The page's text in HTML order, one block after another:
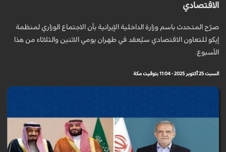
الاقتصادي
صرّح المتحدث باسم وزارة الداخلية الإيرانية بأن الاجتماع الوزاري لمنظمة
إيكو للتعاون الاقتصادي سيُعقد في طهران يومي الاثنين والثلاثاء من هذا
الأسبوع.
السبت 25 أكتوبر 2025 - 11:04 بتوقيت مكة